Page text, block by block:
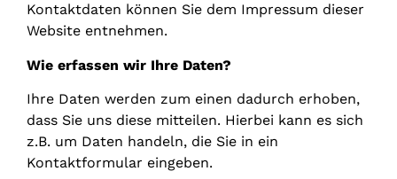
Kontaktdaten können Sie dem Impressum dieser
Website entnehmen.
Wie erfassen wir Ihre Daten?
Ihre Daten werden zum einen dadurch erhoben,
dass Sie uns diese mitteilen. Hierbei kann es sich
z.B. um Daten handeln, die Sie in ein
Kontaktformular eingeben.